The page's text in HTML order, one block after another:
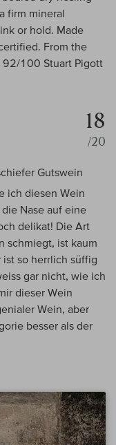
firm mineral
or hold. Made
From the
92/100 Stuart Pigott
18
/20
Gutswein
ich diesen Wein
Nase auf eine
delikat! Die Art
schmiegt, ist kaum
so herrlich süffig
gar nicht, wie ich
dieser Wein
Wein, aber
besser als der